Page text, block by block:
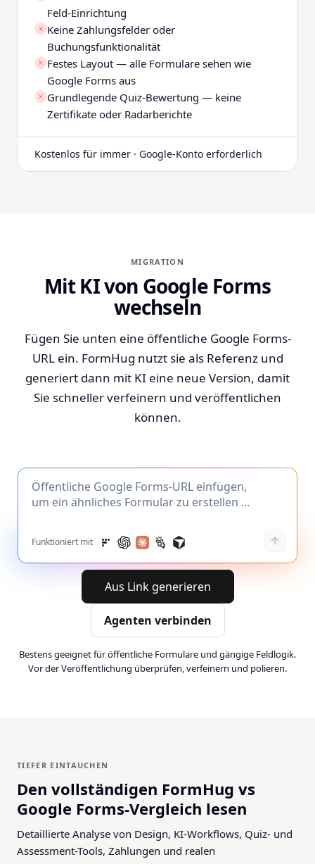
Feld-Einrichtung
Keine Zahlungsfelder oder
Buchungsfunktionalität
Festes Layout — alle Formulare sehen wie
Google Forms aus
Grundlegende Quiz-Bewertung — keine
Zertifikate oder Radarberichte
Kostenlos für immer · Google-Konto erforderlich
MIGRATION
Mit KI von Google Forms
wechseln
Fügen Sie unten eine öffentliche Google Forms-
URL ein. FormHug nutzt sie als Referenz und
generiert dann mit KI eine neue Version, damit
Sie schneller verfeinern und veröffentlichen
können.
Funktioniert mit
Aus Link generieren
Agenten verbinden
Bestens geeignet für öffentliche Formulare und gängige Feldlogik.
Vor der Veröffentlichung überprüfen, verfeinern und polieren.
TIEFER EINTAUCHEN
Den vollständigen FormHug vs
Google Forms-Vergleich lesen
Detaillierte Analyse von Design, KI-Workflows, Quiz- und
Assessment-Tools, Zahlungen und realen